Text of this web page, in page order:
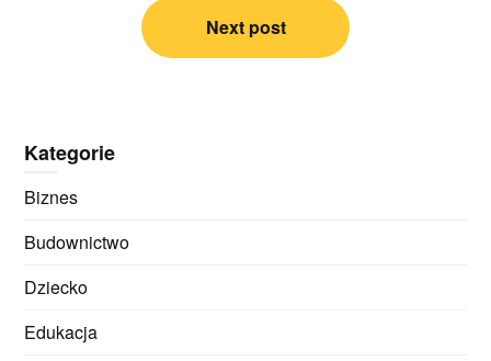
Next post
Kategorie
Biznes
Budownictwo
Dziecko
Edukacja